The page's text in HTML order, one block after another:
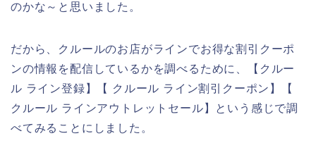
のかな～と思いました。
だから、クルールのお店がラインでお得な割引クーポ
ンの情報を配信しているかを調べるために、【クルー
ル ライン登録】【 クルール ライン割引クーポン】【
クルール ラインアウトレットセール】という感じで調
べてみることにしました。